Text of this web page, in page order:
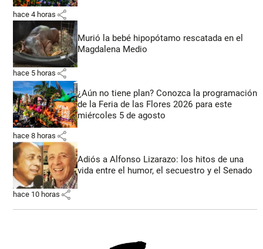
hace 4 horas share
Murió la bebé hipopótamo rescatada en el
Magdalena Medio
hace 5 horas share
¿Aún no tiene plan? Conozca la programación
de la Feria de las Flores 2026 para este
miércoles 5 de agosto
hace 8 horas share
Adiós a Alfonso Lizarazo: los hitos de una
vida entre el humor, el secuestro y el Senado
hace 10 horas share